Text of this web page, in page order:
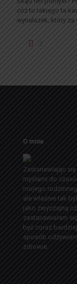
cóż to takiego ta
wynalazek, który
2
O mnie
Zastanawiając
myślami do
mojego
ale właśnie tak
jako zwyczajną
zastanawiałam
być coraz
sposób
zdrowie.